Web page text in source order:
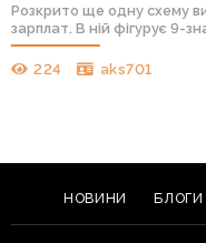
Розкрито ще одну схему
зарплат. В ній фігурує 9-
224 aks701
НОВИНИ БЛОГИ